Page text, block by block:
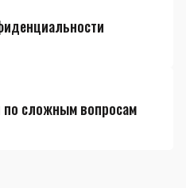
по сложным вопросам